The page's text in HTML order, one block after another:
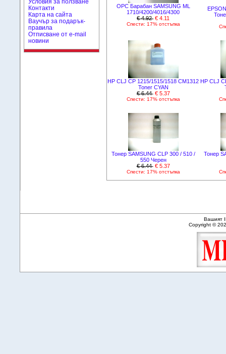
Условия за ползване
Контакти
Карта на сайта
Ваучър за подарък-
правила
Отписване от e-mail
новини
OPC Барабан SAMSUNG ML
1710/4200/4016/4300
€ 4.92 € 4.11
Спести: 17% отстъпка
HP CLJ CP 1215/1515/1518 CM1312
Toner CYAN
€ 6.44 € 5.37
Спести: 17% отстъпка
HP CLJ
Тонер SAMSUNG CLP 300 / 510 /
550 Черен
€ 6.44 € 5.37
Спести: 17% отстъпка
Тонер
Вашият
Copyright ©